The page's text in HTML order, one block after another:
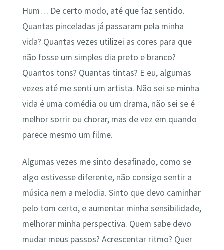
Hum… De certo modo, até que faz sentido.
Quantas pinceladas já passaram pela minha
vida? Quantas vezes utilizei as cores para que
não fosse um simples dia preto e branco?
Quantos tons? Quantas tintas? E eu, algumas
vezes até me senti um artista. Não sei se minha
vida é uma comédia ou um drama, não sei se é
melhor sorrir ou chorar, mas de vez em quando
parece mesmo um filme.
Algumas vezes me sinto desafinado, como se
algo estivesse diferente, não consigo sentir a
música nem a melodia. Sinto que devo caminhar
pelo tom certo, e aumentar minha sensibilidade,
melhorar minha perspectiva. Quem sabe devo
mudar meus passos? Acrescentar ritmo? Quer